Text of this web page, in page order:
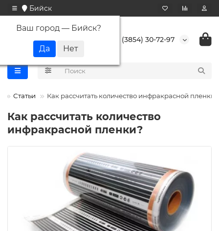
Бийск
Ваш город — Бийск?
+7 (3854) 30-72-97
Статьи Как рассчитать количество инфракрасной пленки?
Как рассчитать количество
инфракрасной пленки?